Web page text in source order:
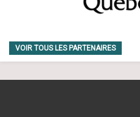
VOIR TOUS LES PARTENAIRES